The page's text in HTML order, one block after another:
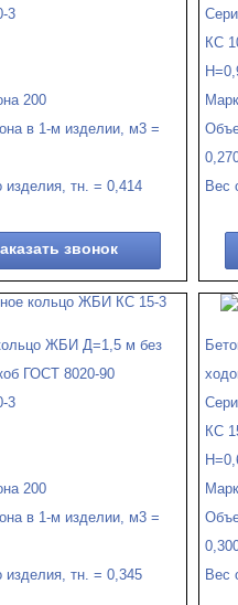
3
200
в 1-м изделии, м3 =
изделия, тн. = 0,414
звонок
КС
Вес
ЖБИ Д=1,5 м без
ГОСТ 8020-90
3
200
в 1-м изделии, м3 =
изделия, тн. = 0,345
КС
Вес